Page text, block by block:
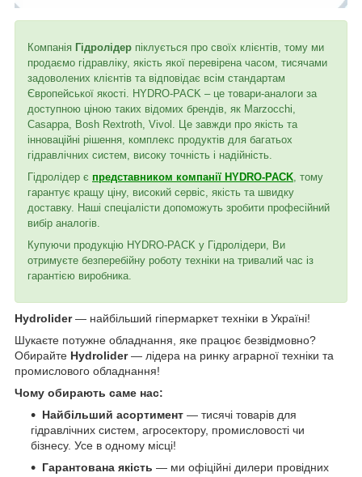
Компанія Гідролідер піклується про своїх клієнтів, тому ми
продаємо гідравліку, якість якої перевірена часом, тисячами
задоволених клієнтів та відповідає всім стандартам
Європейської якості. HYDRO-PACK – це товари-аналоги за
доступною ціною таких відомих брендів, як Marzocchi,
Casappa, Bosh Rextroth, Vivol. Це завжди про якість та
інноваційні рішення, комплекс продуктів для багатьох
гідравлічних систем, високу точність і надійність.
Гідролідер є представником компанії HYDRO-PACK, тому
гарантує кращу ціну, високий сервіс, якість та швидку
доставку. Наші спеціалісти допоможуть зробити професійний
вибір аналогів.
Купуючи продукцію HYDRO-PACK у Гідролідери, Ви
отримуєте безперебійну роботу техніки на тривалий час із
гарантією виробника.
Hydrolider— найбільший гіпермаркет техніки в Україні!
Шукаєте потужне обладнання, яке працює безвідмовно?
Обирайте Hydrolider— лідера на ринку аграрної техніки та
промислового обладнання!
Чому обирають саме нас:
Найбільший асортимент — тисячі товарів для
гідравлічних систем, агросектору, промисловості чи
бізнесу. Усе в одному місці!
Гарантована якість — ми офіційні дилери провідних